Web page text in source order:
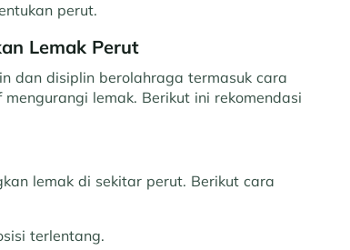
perut.
Lemak Perut
dan disiplin berolahraga termasuk cara
lemak. Berikut ini rekomendasi
lemak di sekitar perut. Berikut cara
terlentang.